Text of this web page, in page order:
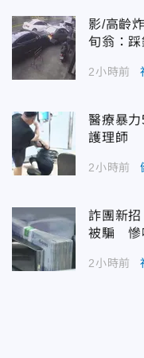
影/高齡
旬翁：踩
2小時前
醫療暴
護理師
2小時前
詐團新
被騙 慘
2小時前